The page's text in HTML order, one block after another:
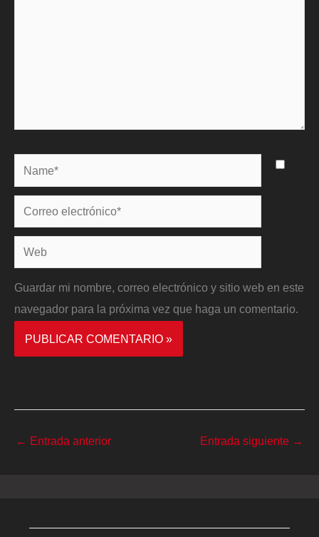
Name*
Correo
electrónico*
Web
Guardar mi nombre, correo electrónico y sitio web en este
navegador para la próxima vez que haga un comentario.
← Entrada anterior Entrada siguiente →